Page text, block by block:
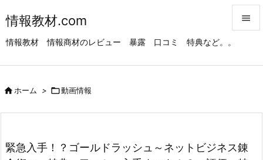
情報教材.com
情報教材 情報商材のレビュー 暴露 口コミ 特典など。。

前へ
次へ
ホーム > 動画情報
緊急入手！？ゴールドラッシュ～ネットビジネス錬